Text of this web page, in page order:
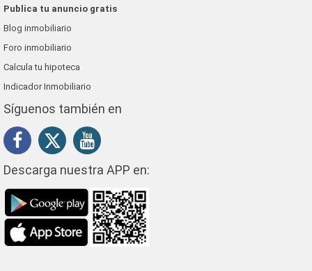
Publica tu anuncio gratis
Blog inmobiliario
Foro inmobiliario
Calcula tu hipoteca
Indicador Inmobiliario
Síguenos también en
Descarga nuestra APP en: